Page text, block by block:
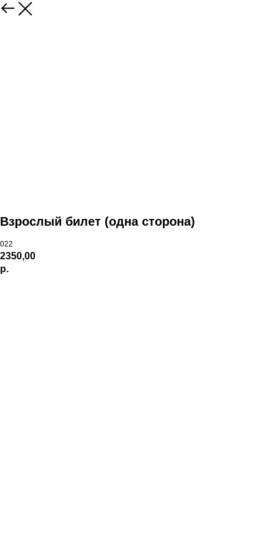
Взрослый билет (одна сторона)
022
2350,00
р.